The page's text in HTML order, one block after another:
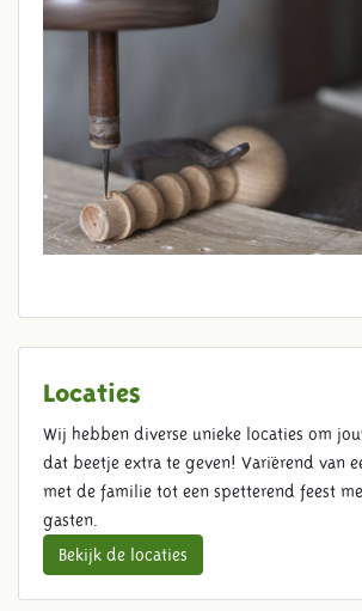
Locaties
Wij hebben diverse unieke locaties om
dat beetje extra te geven! Variërend van
met de familie tot een spetterend feest
gasten.
Bekijk de locaties